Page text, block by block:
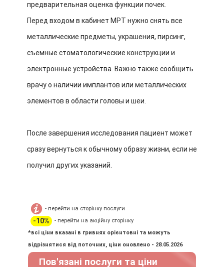
предварительная оценка функции почек.
Перед входом в кабинет МРТ нужно снять все
металлические предметы, украшения, пирсинг,
съемные стоматологические конструкции и
электронные устройства. Важно также сообщить
врачу о наличии имплантов или металлических
элементов в области головы и шеи.
После завершения исследования пациент может
сразу вернуться к обычному образу жизни, если не
получил других указаний.
- перейти на сторінку послуги
-10%
- перейти на акційну сторінку
*всі ціни вказані в гривнях орієнтовні та можуть
відрізнятися від поточних, ціни оновлено - 28.05.2026
Пов'язані послуги та ціни